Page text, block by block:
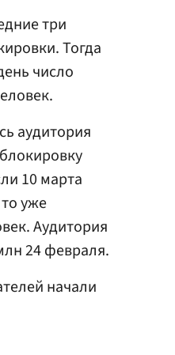
три
Тогда
число
аудитория
10 марта
уже
Аудитория
24 февраля.
начали